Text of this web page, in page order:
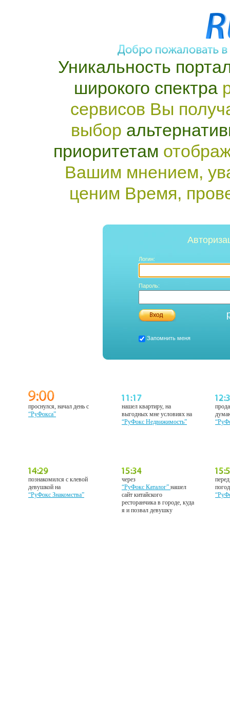
Уникальность
широкого спектра
сервисов Вы
выбор
приоритетам
Вашим мнением,
ценим Время,
Логин:
Пароль:
Запомнить меня
проснулся, начал день с
“РуФокса”
нашел квартиру, на
выгодных мне условиях на
“РуФокс Недвижимость”
познакомился с клевой
девушкой на
“РуФокс Знакомства”
через
“РуФокс Каталог”нашел
сайт китайского
ресторанчика в городе, куда
я и позвал девушку